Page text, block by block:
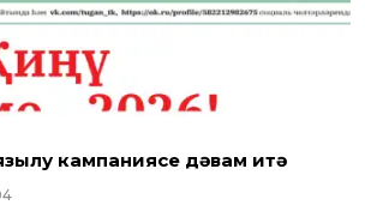
кампаниясе дәвам итә